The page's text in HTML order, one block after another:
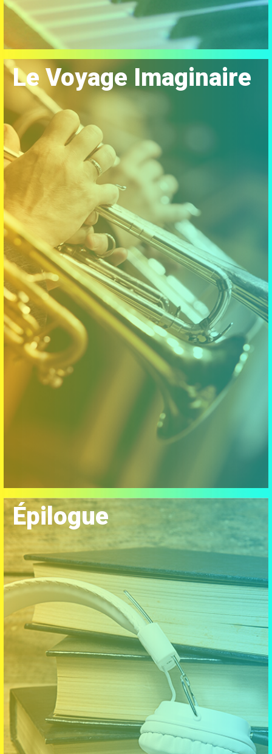
Le Voyage Imaginaire
Épilogue